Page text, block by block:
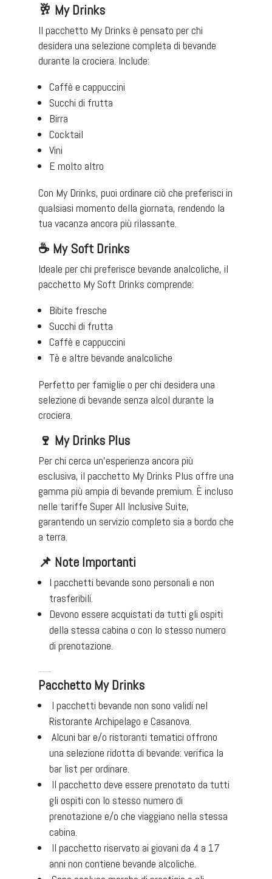
🥂 My Drinks
Il pacchetto My Drinks è pensato per chi
desidera una selezione completa di bevande
durante la crociera. Include:​
Caffè e cappuccini​
Succhi di frutta
Birra​
Cocktail​
Vini​
E molto altro​
Con My Drinks, puoi ordinare ciò che preferisci in
qualsiasi momento della giornata, rendendo la
tua vacanza ancora più rilassante. ​
☕ My Soft Drinks
Ideale per chi preferisce bevande analcoliche, il
pacchetto My Soft Drinks comprende:​
Bibite fresche​
Succhi di frutta​
Caffè e cappuccini​
Tè e altre bevande analcoliche​
Perfetto per famiglie o per chi desidera una
selezione di bevande senza alcol durante la
crociera. ​
🍷 My Drinks Plus
Per chi cerca un’esperienza ancora più
esclusiva, il pacchetto My Drinks Plus offre una
gamma più ampia di bevande premium. È incluso
nelle tariffe Super All Inclusive Suite,
garantendo un servizio completo sia a bordo che
a terra.
📌 Note Importanti
I pacchetti bevande sono personali e non
trasferibili.​
Devono essere acquistati da tutti gli ospiti
della stessa cabina o con lo stesso numero
di prenotazione. ​
Pacchetto My Drinks
I pacchetti bevande non sono validi nel
Ristorante Archipelago e Casanova.
Alcuni bar e/o ristoranti tematici offrono
una selezione ridotta di bevande: verifica la
bar list per ordinare.
Il pacchetto deve essere prenotato da tutti
gli ospiti con lo stesso numero di
prenotazione e/o che viaggiano nella stessa
cabina.
Il pacchetto riservato ai giovani da 4 a 17
anni non contiene bevande alcoliche.